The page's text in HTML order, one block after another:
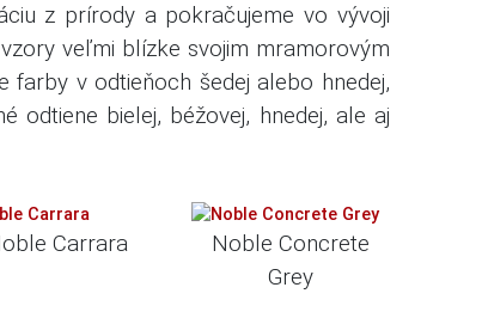
z prírody a pokračujeme vo vývoji
veľmi blízke svojim mramorovým
farby v odtieňoch šedej alebo hnedej,
odtiene bielej, béžovej, hnedej, ale aj
Carrara
Noble Concrete
Grey